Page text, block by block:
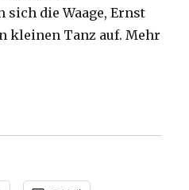
die Waage, Ernst
kleinen Tanz auf. Mehr